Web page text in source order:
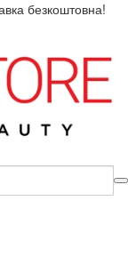
безкоштовна!